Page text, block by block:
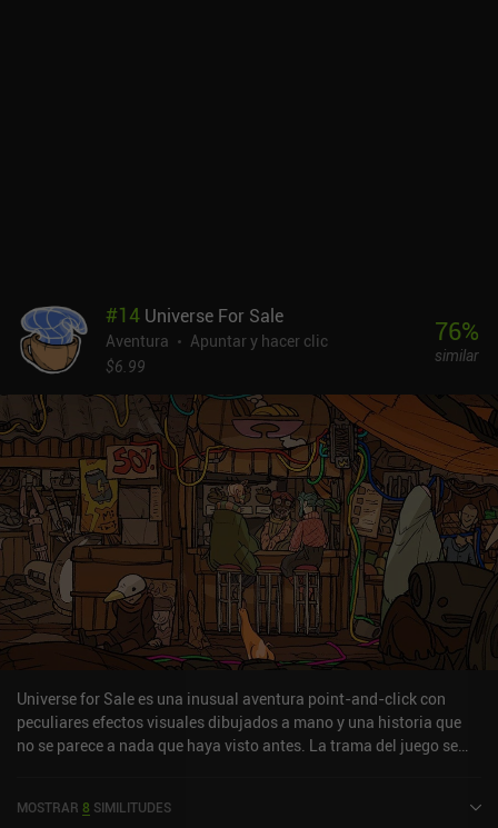
#14 Universe For Sale
Aventura
Apuntar y hacer clic
$6.99
76%
similar
Universe for Sale es una inusual aventura point-and-click con
peculiares efectos visuales dibujados a mano y una historia que
no se parece a nada que haya visto antes. La trama del juego se
lluvias ácidas y la opresión religiosa de una iglesia celosa.
MOSTRAR 8 SIMILITUDES